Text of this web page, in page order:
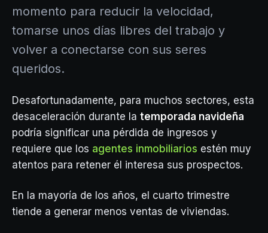
momento para reducir la velocidad,
tomarse unos días libres del trabajo y
volver a conectarse con sus seres
queridos.
Desafortunadamente, para muchos sectores, esta
desaceleración durante la temporada navideña
podría significar una pérdida de ingresos y
requiere que los agentes inmobiliarios estén muy
atentos para retener él interesa sus prospectos.
En la mayoría de los años, el cuarto trimestre
tiende a generar menos ventas de viviendas.